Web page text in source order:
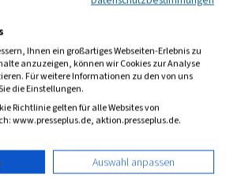
Ihnen ein großartiges Webseiten-Erlebnis zu
anzuzeigen, können wir Cookies zur Analyse
Für weitere Informationen zu den von uns
die Einstellungen.
Richtlinie gelten für alle Websites von
www.presseplus.de, aktion.presseplus.de.
Auswahl anpassen